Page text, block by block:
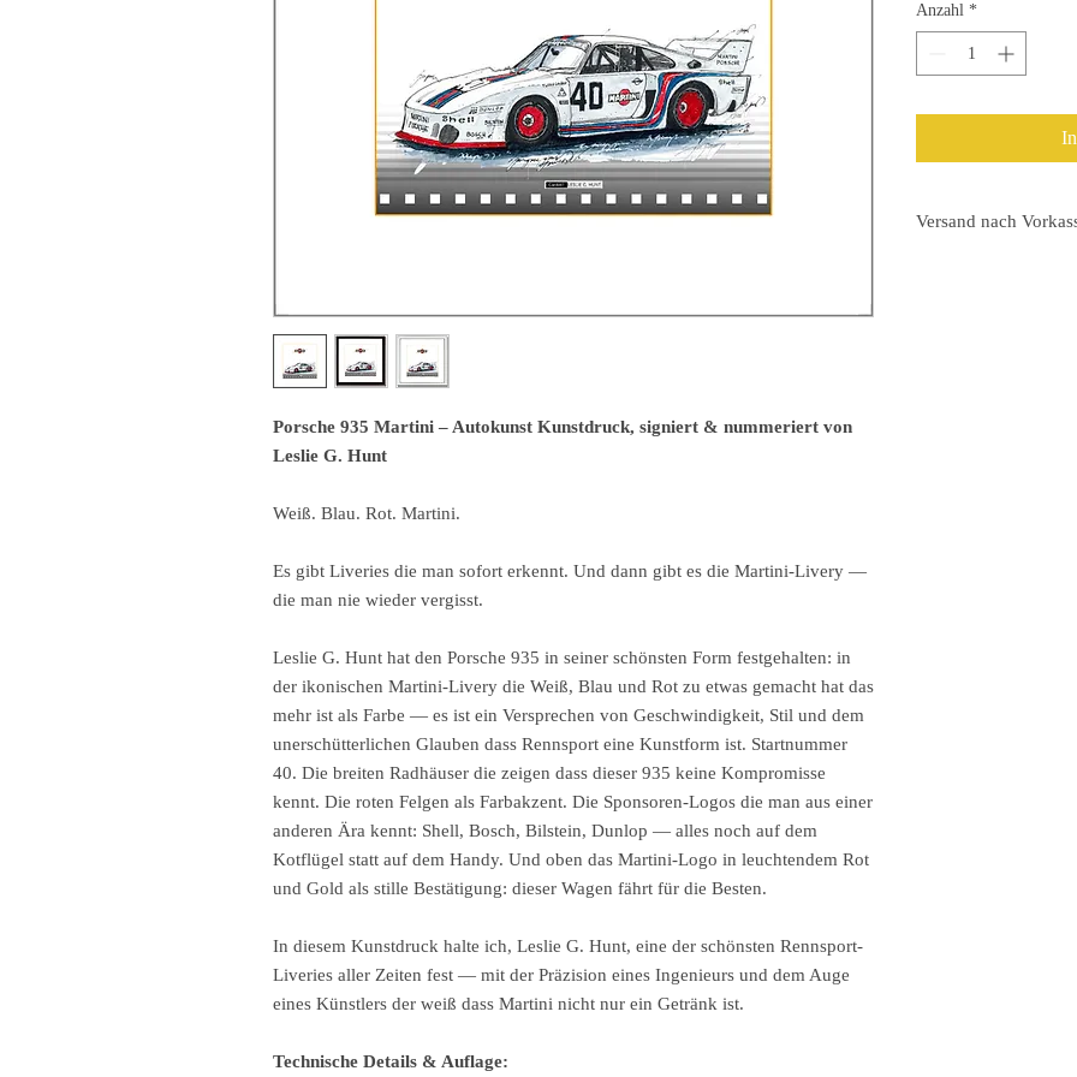
Porsche 935 Martini – Autokunst Kunstdruck, signiert & nummeriert von
Leslie G. Hunt
Weiß. Blau. Rot. Martini.
Es gibt Liveries die man sofort erkennt. Und dann gibt es die Martini-Livery —
die man nie wieder vergisst.
Leslie G. Hunt hat den Porsche 935 in seiner schönsten Form festgehalten: in
der ikonischen Martini-Livery die Weiß, Blau und Rot zu etwas gemacht hat das
mehr ist als Farbe — es ist ein Versprechen von Geschwindigkeit, Stil und dem
unerschütterlichen Glauben dass Rennsport eine Kunstform ist. Startnummer
40. Die breiten Radhäuser die zeigen dass dieser 935 keine Kompromisse
kennt. Die roten Felgen als Farbakzent. Die Sponsoren-Logos die man aus einer
anderen Ära kennt: Shell, Bosch, Bilstein, Dunlop — alles noch auf dem
Kotflügel statt auf dem Handy. Und oben das Martini-Logo in leuchtendem Rot
und Gold als stille Bestätigung: dieser Wagen fährt für die Besten.
In diesem Kunstdruck halte ich, Leslie G. Hunt, eine der schönsten Rennsport-
Liveries aller Zeiten fest — mit der Präzision eines Ingenieurs und dem Auge
eines Künstlers der weiß dass Martini nicht nur ein Getränk ist.
Technische Details & Auflage:
Anzahl *
Versand nach